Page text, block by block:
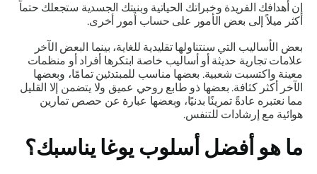
إن أهدافك الفريدة وخبراتك الحياتية وبنيتك الجسدية ستجعلك حتماً
أكثر ميلاً إلى بعض الأمور على حساب أمور أخرى.
بعض الأساليب التي سنتناولها تقليدية للغاية، بينما البعض الآخر
علامات تجارية حديثة أو أساليب خاصة ابتكرها أفراد أو منظمات
معينة واكتسبت شعبية. بعضها مناسب للمبتدئين تمامًا، وبعضها
الآخر أكثر كثافة. بعضها ذو طابع روحي عميق ولا يتضمن إلا القليل
مما نعتبره عادةً تمرينًا بدنيًا، وبعضها عبارة عن حصص تمارين
هوائية مع إرشادات للتنفس.
ما هو أفضل أسلوب يوغا يناسبك؟